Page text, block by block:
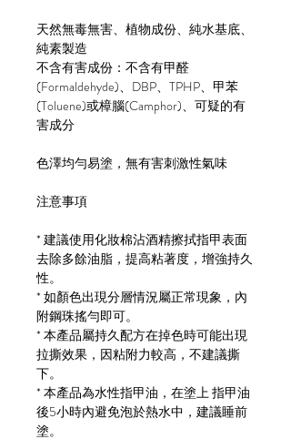
天然無毒無害、植物成份、純水基底、
純素製造
不含有害成份：不含有甲醛
(Formaldehyde)、DBP、TPHP、甲苯
(Toluene)或樟腦(Camphor)、可疑的有
害成分
色澤均勻易塗，無有害刺激性氣味
注意事項
* 建議使用化妝棉沾酒精擦拭指甲表面
去除多餘油脂，提高粘著度，增強持久
性。
* 如顏色出現分層情況屬正常現象，內
附鋼珠搖勻即可。
* 本產品屬持久配方在掉色時可能出現
拉撕效果，因粘附力較高，不建議撕
下。
* 本產品為水性指甲油，在塗上 指甲油
後5小時內避免泡於熱水中，建議睡前
塗。